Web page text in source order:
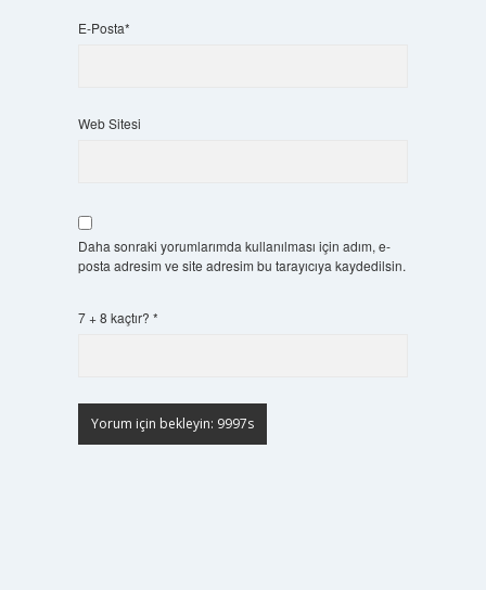
E-Posta*
Web Sitesi
Daha sonraki yorumlarımda kullanılması için adım, e-
posta adresim ve site adresim bu tarayıcıya kaydedilsin.
7 + 8 kaçtır? *